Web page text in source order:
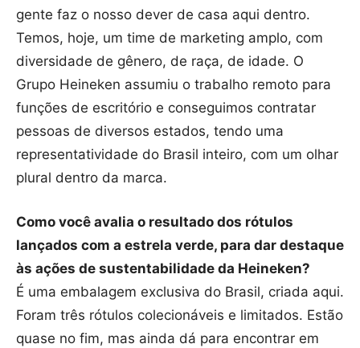
gente faz o nosso dever de casa aqui dentro.
Temos, hoje, um time de marketing amplo, com
diversidade de gênero, de raça, de idade. O
Grupo Heineken assumiu o trabalho remoto para
funções de escritório e conseguimos contratar
pessoas de diversos estados, tendo uma
representatividade do Brasil inteiro, com um olhar
plural dentro da marca.
Como você avalia o resultado dos rótulos
lançados com a estrela verde, para dar destaque
às ações de sustentabilidade da Heineken?
É uma embalagem exclusiva do Brasil, criada aqui.
Foram três rótulos colecionáveis e limitados. Estão
quase no fim, mas ainda dá para encontrar em